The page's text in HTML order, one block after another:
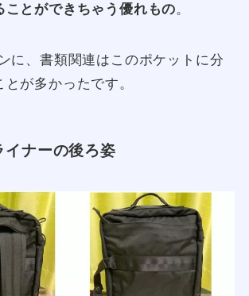
ことができちゃう優れもの。
に、書類関連はこのポケットに分
が多かったです。
ナーの後ろ姿